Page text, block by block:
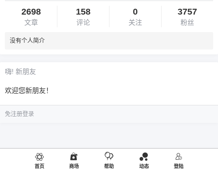
2698
文章
158
评论
0
关注
3757
粉丝
没有个人简介
嗨! 新朋友
欢迎您新朋友！
免注册登录
首页 商场 帮助 动态 登陆